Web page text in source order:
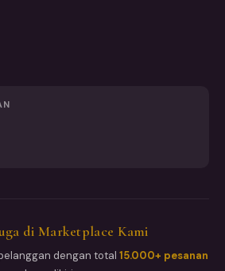
di Marketplace Kami
dengan total15.000+ pesanan